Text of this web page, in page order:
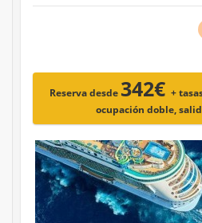
Reserva desde 342€ +
ocupación doble,